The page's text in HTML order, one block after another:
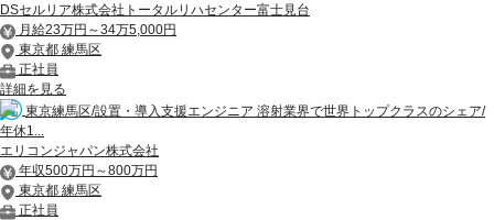
DSセルリア株式会社トータルリハセンター富士見台
月給23万円～34万5,000円
東京都 練馬区
正社員
詳細を見る
東京練馬区/設置・導入支援エンジニア 溶射業界で世界トップクラスのシェア/
年休1...
エリコンジャパン株式会社
年収500万円～800万円
東京都 練馬区
正社員